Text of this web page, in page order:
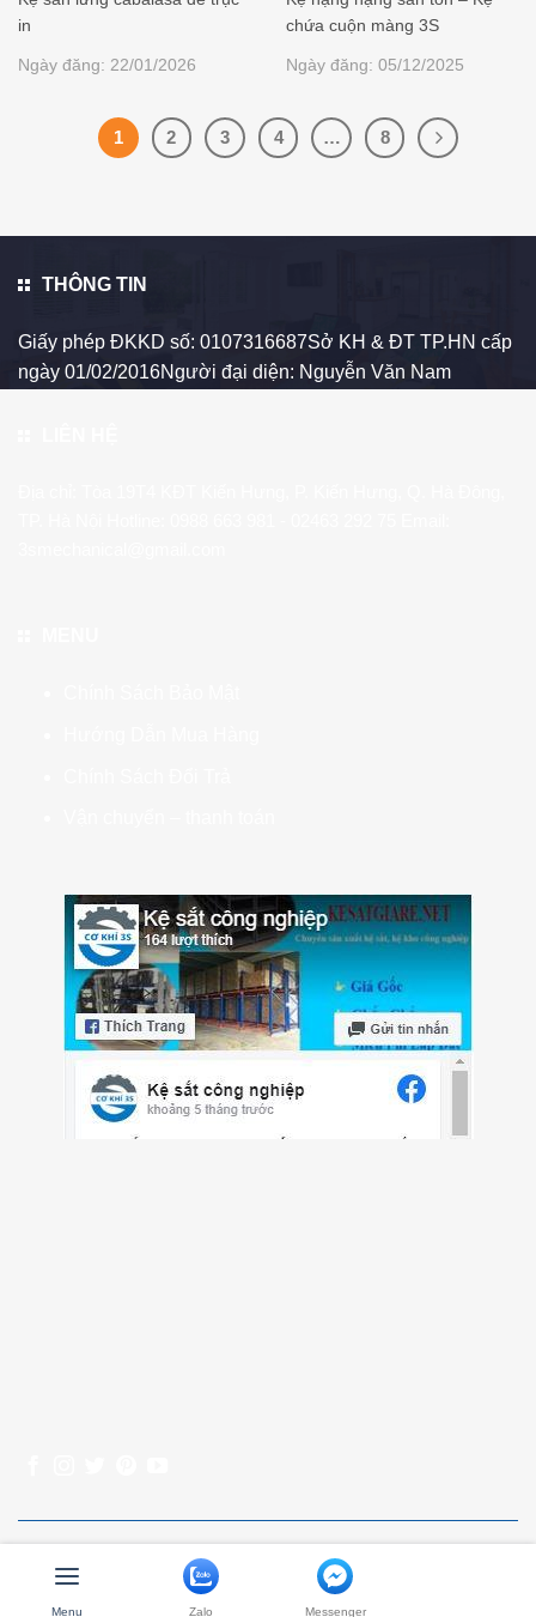
in
Ngày đăng: 22/01/2026
chứa cuộn màng 3S
Ngày đăng: 05/12/2025
1 2 3 4 … 8
THÔNG TIN
Giấy phép ĐKKD số: 0107316687Sở KH & ĐT TP.HN cấp
ngày 01/02/2016Người đại diện: Nguyễn Văn Nam
Menu Zalo Messenger